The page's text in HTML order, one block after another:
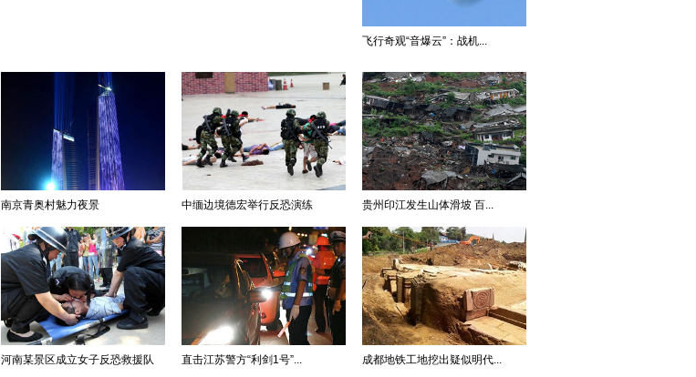
飞行奇观“音爆云”：战机...
南京青奥村魅力夜景 中缅边境德宏举行反恐演练 贵州印江发生山体滑坡 百...
河南某景区成立女子反恐救援队 直击江苏警方“利剑1号”... 成都地铁工地挖出疑似明代...